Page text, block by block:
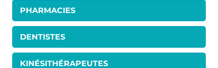
PHARMACIES
DENTISTES
KINÉSITHÉRAPEUTES